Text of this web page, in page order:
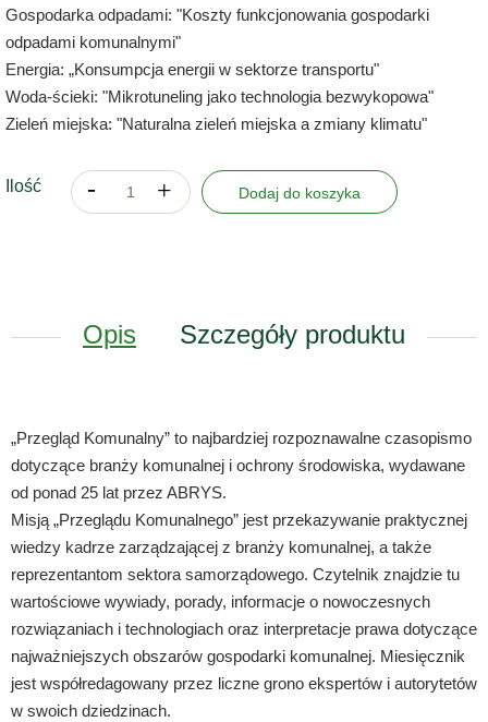
Gospodarka odpadami: "Koszty funkcjonowania gospodarki
odpadami komunalnymi"
Energia: „Konsumpcja energii w sektorze transportu"
Woda-ścieki: "Mikrotuneling jako technologia bezwykopowa"
Zieleń miejska: "Naturalna zieleń miejska a zmiany klimatu"
Ilość Dodaj do koszyka
Opis Szczegóły produktu
„Przegląd Komunalny” to najbardziej rozpoznawalne czasopismo
dotyczące branży komunalnej i ochrony środowiska, wydawane
od ponad 25 lat przez ABRYS.
Misją „Przeglądu Komunalnego” jest przekazywanie praktycznej
wiedzy kadrze zarządzającej z branży komunalnej, a także
reprezentantom sektora samorządowego. Czytelnik znajdzie tu
wartościowe wywiady, porady, informacje o nowoczesnych
rozwiązaniach i technologiach oraz interpretacje prawa dotyczące
najważniejszych obszarów gospodarki komunalnej. Miesięcznik
jest współredagowany przez liczne grono ekspertów i autorytetów
w swoich dziedzinach.